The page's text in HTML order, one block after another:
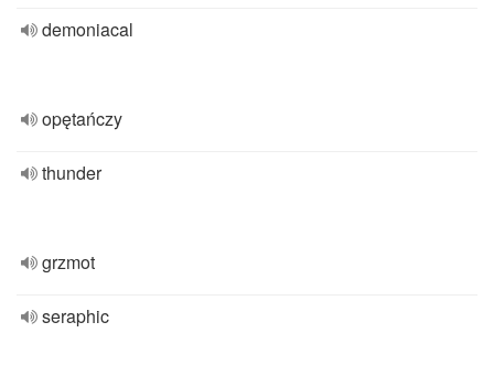
demoniacal
opętańczy
thunder
grzmot
seraphic